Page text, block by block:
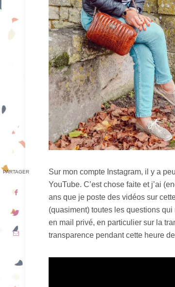
Sur mon compte Instagram, il y a
YouTube. C’est chose faite et j’ai
ans que je poste des vidéos sur
(quasiment) toutes les questions
en mail privé, en particulier sur la
transparence pendant cette heure
PARTAGER